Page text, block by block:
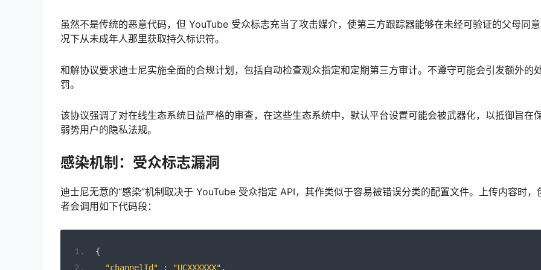
虽然不是传统的恶意代码，但 YouTube 受众标志充当了攻击媒介，使第三方跟踪器能够在未经可验证的父母同
况下从未成年人那里获取持久标识符。
和解协议要求迪士尼实施全面的合规计划，包括自动检查观众指定和定期第三方审计。不遵守可能会引发额外的
罚。
该协议强调了对在线生态系统日益严格的审查，在这些生态系统中，默认平台设置可能会被武器化，以抵御旨在
弱势用户的隐私法规。
感染机制：受众标志漏洞
迪士尼无意的“感染”机制取决于 YouTube 受众指定 API，其作类似于容易被错误分类的配置文件。上传内容时，
者会调用如下代码段：
{
"channelId"
: "UCXXXXXX" ,